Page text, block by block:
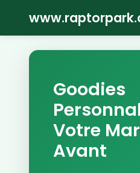
Goodies
Votre
Avant